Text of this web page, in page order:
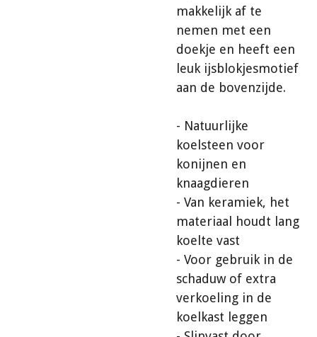
makkelijk af te
nemen met een
doekje en heeft een
leuk ijsblokjesmotief
aan de bovenzijde.
- Natuurlijke
koelsteen voor
konijnen en
knaagdieren
- Van keramiek, het
materiaal houdt lang
koelte vast
- Voor gebruik in de
schaduw of extra
verkoeling in de
koelkast leggen